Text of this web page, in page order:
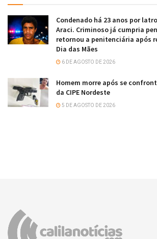
Condenado há 23 anos por
Araci. Criminoso já cumpria
retornou a penitenciária após
Dia das Mães
6 DE AGOSTO DE 2026
Homem morre após se
da CIPE Nordeste
5 DE AGOSTO DE 2026